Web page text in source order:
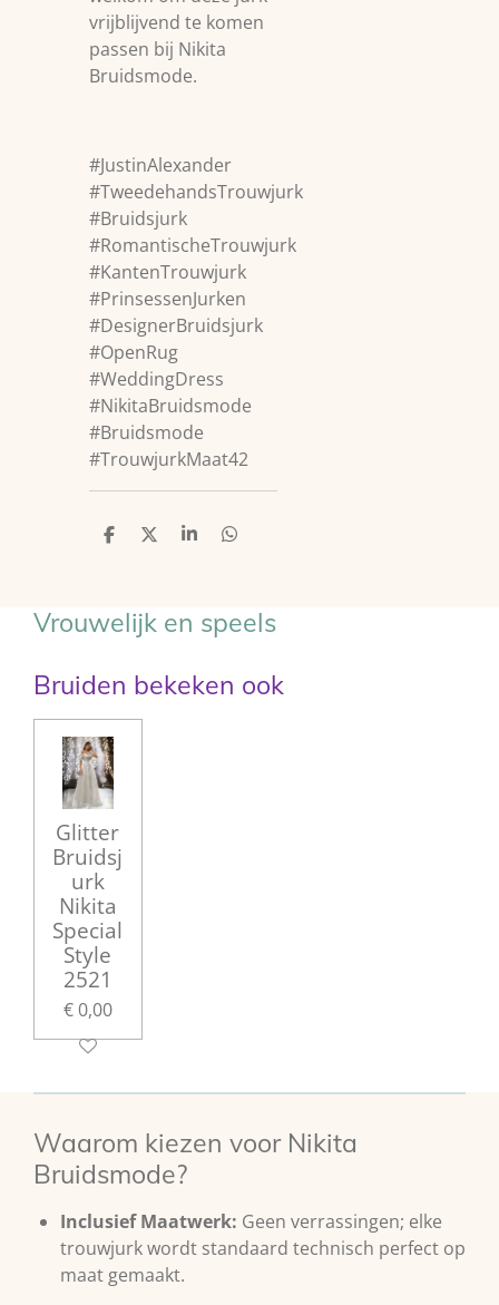
vrijblijvend te komen
passen bij Nikita
Bruidsmode.
#JustinAlexander
#TweedehandsTrouwjurk
#Bruidsjurk
#RomantischeTrouwjurk
#KantenTrouwjurk
#PrinsessenJurken
#DesignerBruidsjurk
#OpenRug
#WeddingDress
#NikitaBruidsmode
#Bruidsmode
#TrouwjurkMaat42
D
D
S
D
Vrouwelijk en speels
Bruiden bekeken ook
Glitter
Bruidsj
urk
Nikita
Special
Style
2521
€ 0,00
Waarom kiezen voor Nikita
Bruidsmode?
Inclusief Maatwerk: Geen verrassingen; elke
trouwjurk wordt standaard technisch perfect op
maat gemaakt.